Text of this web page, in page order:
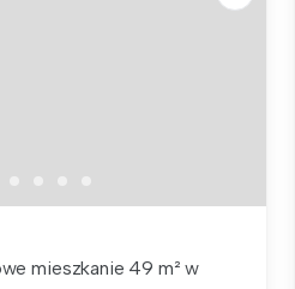
mieszkanie 49 m² w